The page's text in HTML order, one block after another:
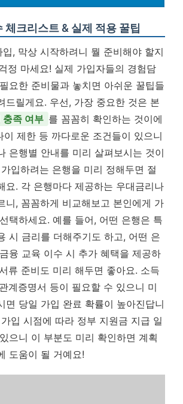
체크리스트 & 실제 적용 꿀팁
, 막상 시작하려니 뭘 준비해야 할지
정 마세요! 실제 가입자들의 경험담
요한 준비물과 놓치면 아쉬운 꿀팁들
드릴게요. 우선, 가장 중요한 것은 본
충족 여부 를 꼼꼼히 확인하는 것이에
이 제한 등 까다로운 조건들이 있으니
은행별 안내를 미리 살펴보시는 것이
입하려는 은행을 미리 정해두면 절
요. 각 은행마다 제공하는 우대금리나
니, 꼼꼼하게 비교해보고 본인에게 가
택하세요. 예를 들어, 어떤 은행은 특
시 금리를 더해주기도 하고, 어떤 은
융 교육 이수 시 추가 혜택을 제공하
류 준비도 미리 해두면 좋아요. 소득
계증명서 등이 필요할 수 있으니 미
면 당일 가입 완료 확률이 높아진답니
입 시점에 따라 정부 지원금 지급 일
으니 이 부분도 미리 확인하면 계획
도움이 될 거예요!